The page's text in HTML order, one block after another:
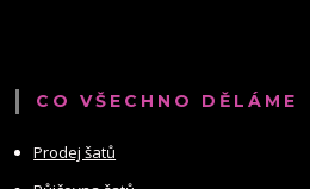
CO VŠECHNO DĚLÁME
Prodej šatů